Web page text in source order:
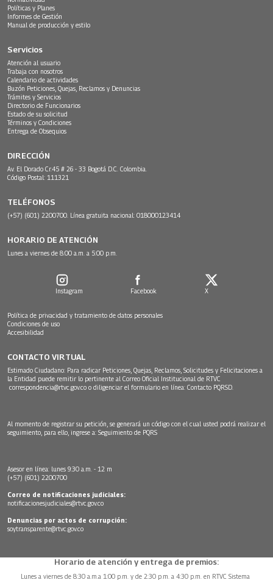
Políticas y Planes
Informes de Gestión
Manual de producción y estilo
Servicios
Atención al usuario
Trabaja con nosotros
Calendario de actividades
Buzón Peticiones, Quejas, Reclamos y Denuncias
Trámites y Servicios
Directorio de Funcionarios
Estado de su solicitud
Términos y Condiciones
Entrega de Obsequios
DIRECCIÓN
Av. El Dorado Cr.45 # 26 - 33 Bogotá D.C. Colombia.
Código Postal: 111321
TELÉFONOS
(+57) (601) 2200700. Línea gratuita nacional: 018000123414
HORARIO DE ATENCIÓN
Lunes a viernes de 8:00 a.m. a 5:00 p.m.
Instagram Facebook X
Política de privacidad y tratamiento de datos personales
Condiciones de uso
Accesibilidad
CONTACTO VIRTUAL
Estimado Ciudadano: Para radicar Peticiones, Quejas, Reclamos, Solicitudes y Felicitaciones a
la Entidad puede remitir lo pertinente al Correo Oficial Institucional de RTVC
correspondencia@rtvc.gov.co o diligenciar el formulario en línea: Contacto PQRSD.
Al momento de registrar su petición, se generará un código con el cual usted podrá realizar el
seguimiento, para ello, ingrese a: Seguimiento de PQRS
Asesor en línea: lunes 9:30 a.m. - 12 m
(+57) (601) 2200700
Correo de notificaciones judiciales:
notificacionesjudiciales@rtvc.gov.co
Denuncias por actos de corrupción:
soytransparente@rtvc.gov.co
Horario de atención y entrega de premios:
Lunes a viernes de 8:30 a.m.a 1:00 p.m. y de 2:30 p.m. a 4:30 p.m. en RTVC Sistema